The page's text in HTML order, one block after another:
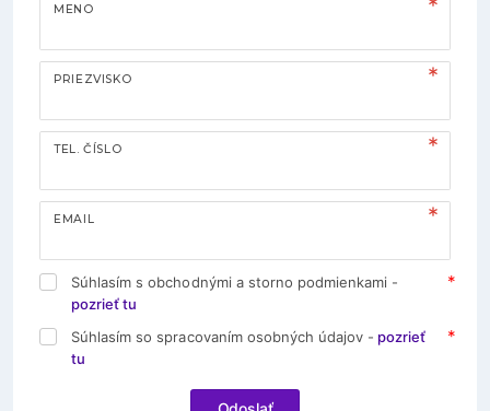
MENO
PRIEZVISKO
TEL. ČÍSLO
EMAIL
Súhlasím s obchodnými a storno podmienkami -
pozrieť tu
Súhlasím so spracovaním osobných údajov - pozrieť
tu